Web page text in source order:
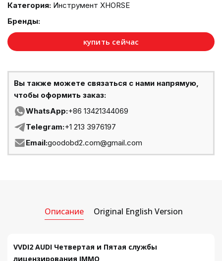
Категория: Инструмент XHORSE
Бренды:
купить сейчас
Вы также можете связаться с нами напрямую,
чтобы оформить заказ:
WhatsApp:+86 13421344069
Telegram:+1 213 3976197
Email:goodobd2.com@gmail.com
Описание Original English Version
VVDI2 AUDI Четвертая и Пятая службы
лицензирования IMMO